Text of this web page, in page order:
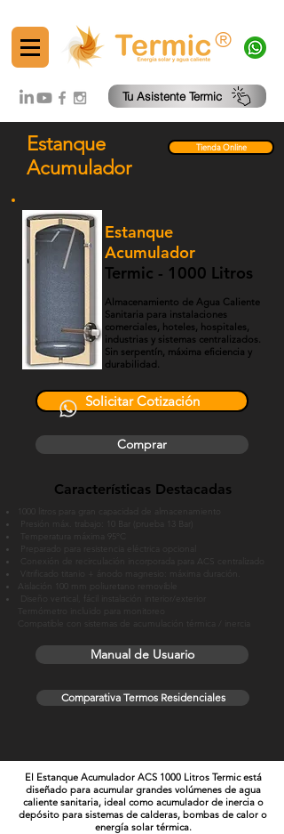
®
Tu Asistente Termic
Estanque
Acumulador
Tienda Online
Estanque
Acumulador
Termic - 1000 Litros
Almacenamiento de Agua Caliente
Sanitaria para instalaciones
comerciales, hoteles, hospitales,
industrias y sistemas centralizados.
Sin serpentín, máxima eficiencia y
durabilidad.
Solicitar Cotización
Comprar
Características Destacadas
Presión máx. trabajo: 10 Bar (prueba 13 Bar)
Temperatura máxima 95°C
Preparado para resistencia eléctrica opcional
Conexión de recirculación incorporada para ACS centralizado
Vitrificado titanio + ánodo magnesio: máxima duración.
Aislación 100 mm poliuretano removible
Diseño vertical, fácil instalación interior/exterior
Manual de Usuario
Comparativa Termos Residenciales
El Estanque Acumulador ACS 1000 Litros Termic está
diseñado para acumular grandes volúmenes de agua
caliente sanitaria, ideal como acumulador de inercia o
depósito para sistemas de calderas, bombas de calor o
energía solar térmica.